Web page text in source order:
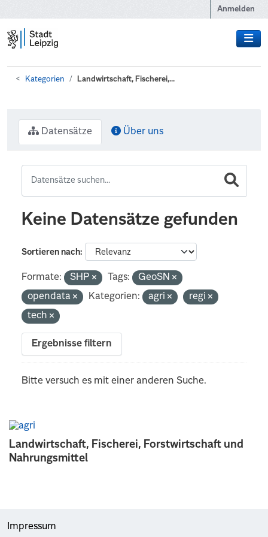
Anmelden
Kategorien Landwirtschaft, Fischerei,...
Landwirtschaft, Fischerei, Forstwirtschaft und
Nahrungsmittel
Datensätze Über uns
Keine Datensätze gefunden
Sortieren nach
Formate: SHP Tags:
GeoSN
opendata
Kategorien: agri
regi
tech
Ergebnisse filtern
Bitte versuch es mit einer anderen Suche.
Impressum